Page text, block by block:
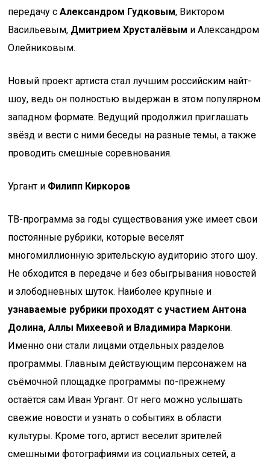
передачу сАлександром Гудковым, Виктором
Васильевым, Дмитрием Хрусталёвым и Александром
Олейниковым.
Новый проект артиста стал лучшим российским найт-
шоу, ведь он полностью выдержан в этом популярном
западном формате. Ведущий продолжил приглашать
звёзд и вести с ними беседы на разные темы, а также
проводить смешные соревнования.
Ургант и Филипп Киркоров
ТВ-программа за годы существования уже имеет свои
постоянные рубрики, которые веселят
многомиллионную зрительскую аудиторию этого шоу.
Не обходится в передаче и без обыгрывания новостей
и злободневных шуток. Наиболее крупные и
узнаваемые рубрики проходят с участием Антона
Долина, Аллы Михеевой и Владимира Маркони.
Именно они стали лицами отдельных разделов
программы. Главным действующим персонажем на
съёмочной площадке программы по-прежнему
остаётся сам Иван Ургант. От него можно услышать
свежие новости и узнать о событиях в области
культуры. Кроме того, артист веселит зрителей
смешными фотографиями из социальных сетей, а